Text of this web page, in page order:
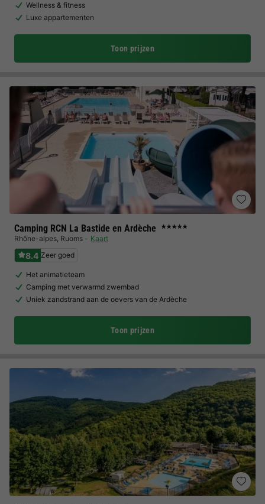
Wellness & fitness
Luxe appartementen
Toon prijzen
Camping RCN La Bastide en Ardèche ★★★★★
Rhône-alpes, Ruoms Kaart
8.4 Zeer goed
Het animatieteam
Camping met verwarmd zwembad
Uniek zandstrand aan de oevers van de Ardèche
Toon prijzen